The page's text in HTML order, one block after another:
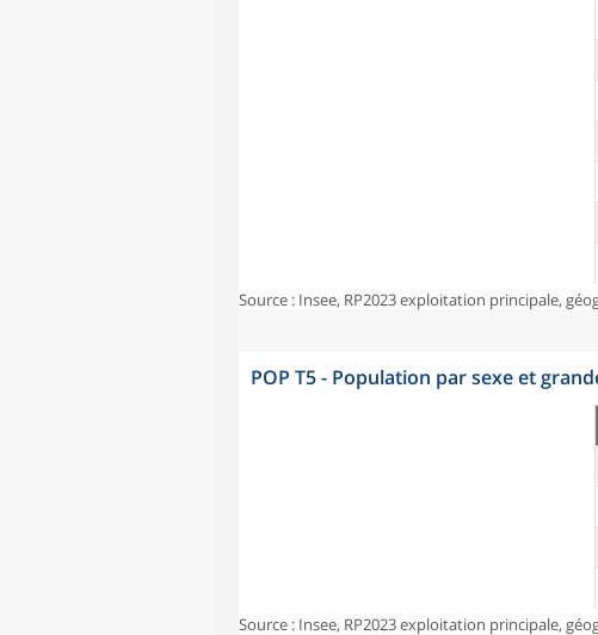
Source : Insee, RP2023 exploitation principale,
POP T5 - Population par sexe et
Source : Insee, RP2023 exploitation principale,